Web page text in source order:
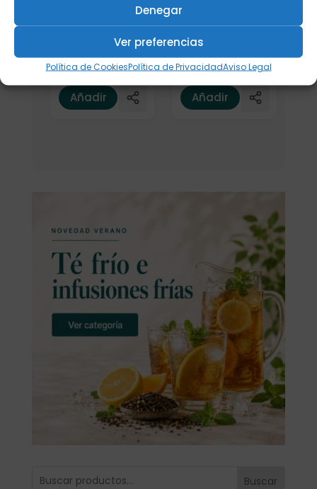
Denegar
Ver preferencias
Política de CookiesPolítica de PrivacidadAviso Legal
Añadir
Elige:
Color/acabado
Añadir
Buscar